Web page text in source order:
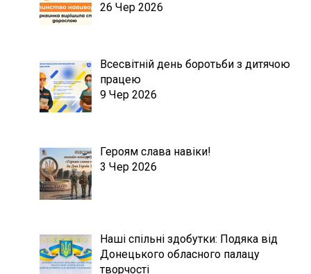
26 Чер 2026
Всесвітній день боротьби з дитячою
працею
9 Чер 2026
Героям слава навіки!
3 Чер 2026
Наші спільні здобутки: Подяка від
Донецького обласного палацу
творчості